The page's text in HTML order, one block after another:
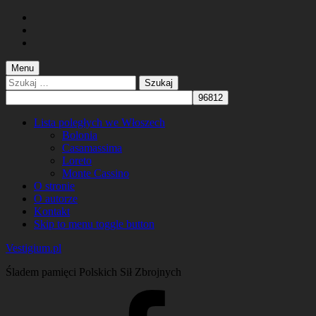
content
footer
Menu
Szukaj:
Lista poległych we Włoszech
Bolonia
Casamassima
Loreto
Monte Cassino
O stronie
O autorze
Kontakt
Skip to menu toggle button
Vestigium.pl
Śladem pamięci Polskich Sił Zbrojnych